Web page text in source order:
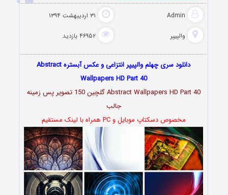
Admin ۳۱ اردیبهشت ۱۳۹۴
والپیپر ۴۶۹۵۲ بازدید
دانلود سری چهلم والپیپر انتزاعی و عکس آبستره Abstract
Wallpapers HD Part 40
Abstract Wallpapers HD Part 40 گلچین 150 تصویر پس زمینه
جالب
مخصوص دسکتاپ موبایل و PC همراه با لینک مستقیم